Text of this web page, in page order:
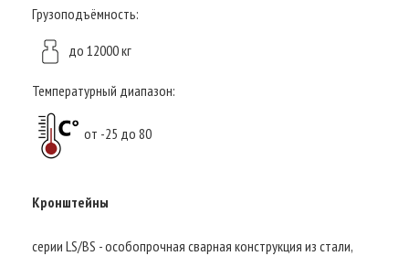
Грузоподъёмность:
до 12000 кг
Температурный диапазон:
от -25 до 80
Кронштейны
серии LS/BS - особопрочная сварная конструкция из стали,